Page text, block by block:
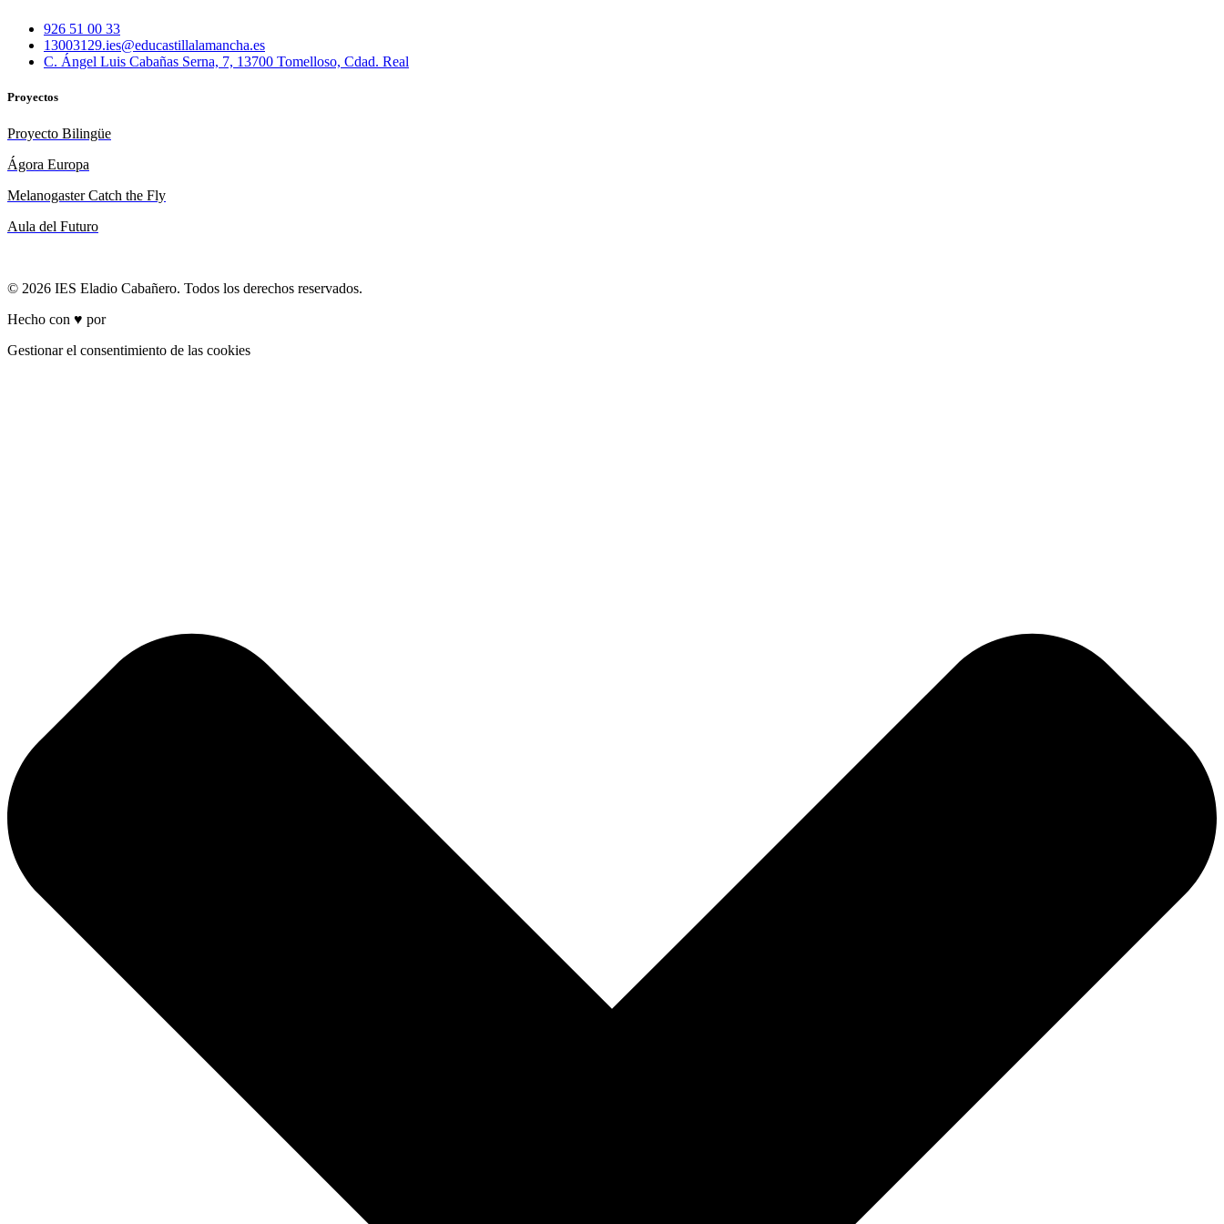
926 51 00 33
13003129.ies@educastillalamancha.es
C. Ángel Luis Cabañas Serna, 7, 13700 Tomelloso, Cdad. Real
Proyectos
Proyecto Bilingüe
Ágora Europa
Melanogaster Catch the Fly
Aula del Futuro
© 2026 IES Eladio Cabañero. Todos los derechos reservados.
Hecho con ♥ por
Gestionar el consentimiento de las cookies